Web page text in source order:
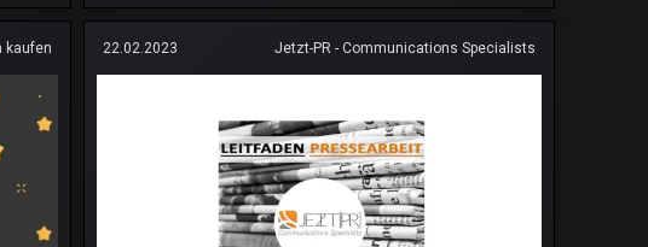
kaufen 22.02.2023 Jetzt-PR - Communications Specialists